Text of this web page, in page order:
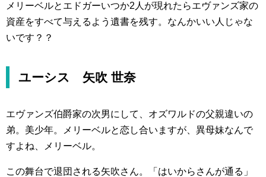
メリーベルとエドガーいつか2人が現れたらエヴァンズ家の
資産をすべて与えるよう遺書を残す。なんかいい人じゃな
いです？？
ユーシス 矢吹 世奈
エヴァンズ伯爵家の次男にして、オズワルドの父親違いの
弟。美少年。メリーベルと恋し合いますが、異母妹なんで
すよね、メリーベル。
この舞台で退団される矢吹さん。「はいからさんが通る」